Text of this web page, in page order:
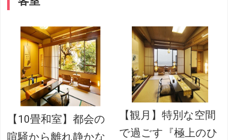
【10畳和室】都会の
喧騒から離れ静かな
【観月】特別な空間
で過ごす『極上のひ